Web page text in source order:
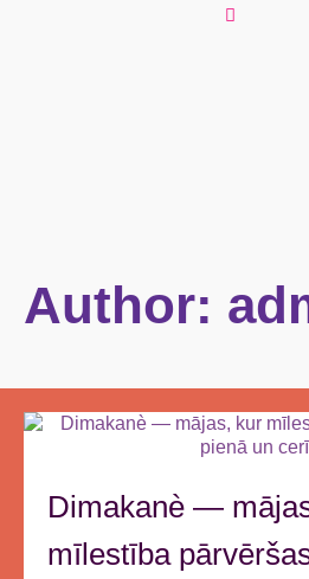
Author:
Dimakanè —
mīlestība